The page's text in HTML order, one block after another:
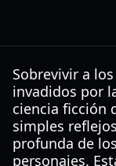
Sobrevivir a
invadidos por
ciencia ficción
simples
profunda de
personajes.